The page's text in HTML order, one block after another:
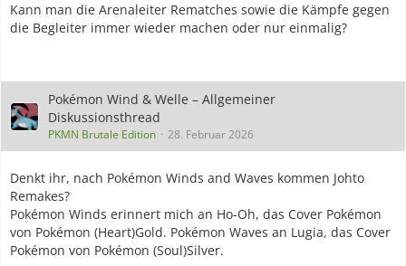
Kann man die Arenaleiter Rematches sowie die Kämpfe gegen
die Begleiter immer wieder machen oder nur einmalig?
Pokémon Wind & Welle – Allgemeiner
Diskussionsthread
PKMN Brutale Edition 28. Februar 2026
Denkt ihr, nach Pokémon Winds and Waves kommen Johto
Remakes?
Pokémon Winds erinnert mich an Ho-Oh, das Cover Pokémon
von Pokémon (Heart)Gold. Pokémon Waves an Lugia, das Cover
Pokémon von Pokémon (Soul)Silver.